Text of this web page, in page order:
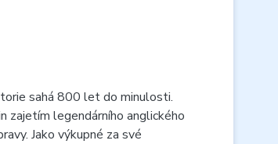
sahá 800 let do minulosti.
zajetím legendárního anglického
Jako výkupné za své